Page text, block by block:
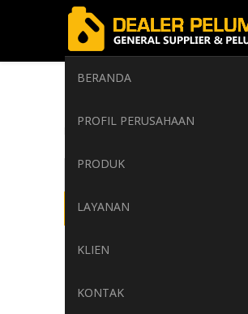
BERANDA
PROFIL PERUSAHAAN
PRODUK
LAYANAN
KLIEN
KONTAK